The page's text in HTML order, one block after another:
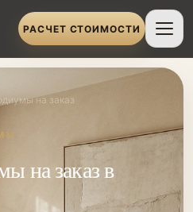
РАСЧЕТ СТОИМОСТИ
на заказ
на заказ в